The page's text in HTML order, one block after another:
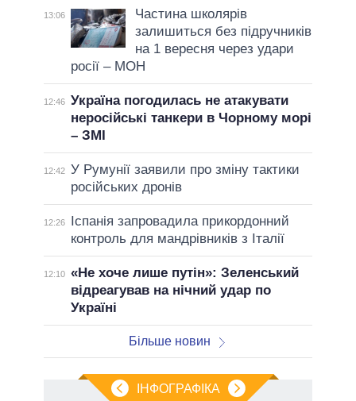
13:06
Частина школярів
залишиться без підручників
на 1 вересня через удари
росії – МОН
12:46 Україна погодилась не атакувати
неросійські танкери в Чорному морі
– ЗМІ
12:42 У Румунії заявили про зміну тактики
російських дронів
12:26
Іспанія запровадила прикордонний
контроль для мандрівників з Італії
12:10 «Не хоче лише путін»: Зеленський
відреагував на нічний удар по
Україні
Більше новин
ІНФОГРАФІКА